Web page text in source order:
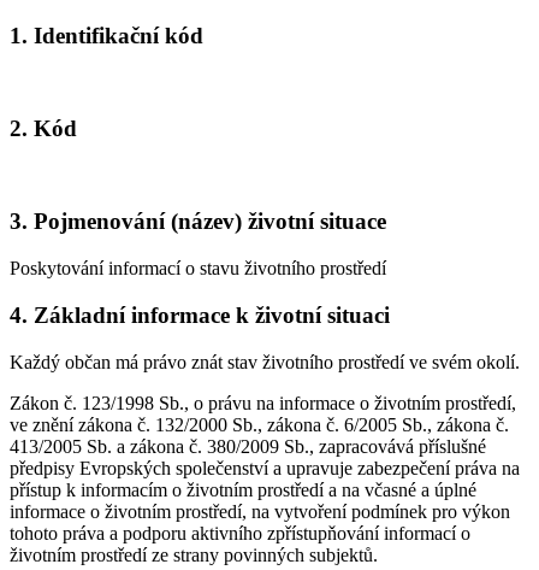
1. Identifikační kód
2. Kód
3. Pojmenování (název) životní situace
Poskytování informací o stavu životního prostředí
4. Základní informace k životní situaci
Každý občan má právo znát stav životního prostředí ve svém okolí.
Zákon č. 123/1998 Sb., o právu na informace o životním prostředí,
ve znění zákona č. 132/2000 Sb., zákona č. 6/2005 Sb., zákona č.
413/2005 Sb. a zákona č. 380/2009 Sb., zapracovává příslušné
předpisy Evropských společenství a upravuje zabezpečení práva na
přístup k informacím o životním prostředí a na včasné a úplné
informace o životním prostředí, na vytvoření podmínek pro výkon
tohoto práva a podporu aktivního zpřístupňování informací o
životním prostředí ze strany povinných subjektů.